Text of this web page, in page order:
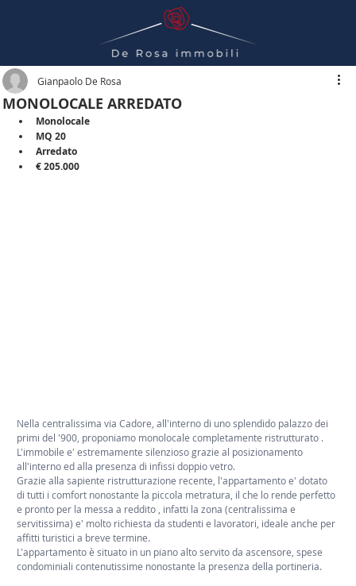
MONOLOCALE ARREDATO
Gianpaolo De Rosa
Monolocale
MQ 20
Arredato
€ 205.000
Nella centralissima via Cadore, all'interno di uno splendido palazzo dei
primi del '900, proponiamo monolocale completamente ristrutturato .
L'immobile e' estremamente silenzioso grazie al posizionamento
all'interno ed alla presenza di infissi doppio vetro.
Grazie alla sapiente ristrutturazione recente, l'appartamento e' dotato
di tutti i comfort nonostante la piccola metratura, il che lo rende perfetto
e pronto per la messa a reddito , infatti la zona (centralissima e
servitissima) e' molto richiesta da studenti e lavoratori, ideale anche per
affitti turistici a breve termine.
L'appartamento è situato in un piano alto servito da ascensore, spese
condominiali contenutissime nonostante la presenza della portineria.